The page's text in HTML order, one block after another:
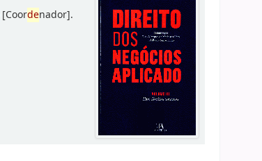
[Coordenador].